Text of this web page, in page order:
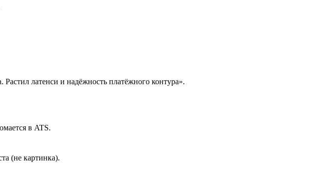
латенси и надёжность платёжного контура».
в ATS.
(не картинка).